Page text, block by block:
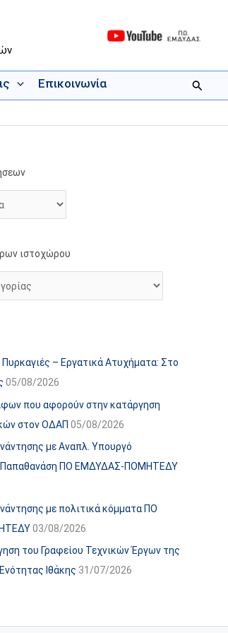
Επικοινωνία
ιστοχώρου
– Εργατικά Ατυχήματα: Στο
05/08/2026
που αφορούν στην κατάργηση
στον ΟΔΑΠ 05/08/2026
με Αναπλ. Υπουργό
Παπαθανάση ΠΟ ΕΜΔΥΔΑΣ-ΠΟΜΗΤΕΔΥ
με πολιτικά κόμματα ΠΟ
03/08/2026
του Γραφείου Τεχνικών Έργων της
Ιθάκης 31/07/2026